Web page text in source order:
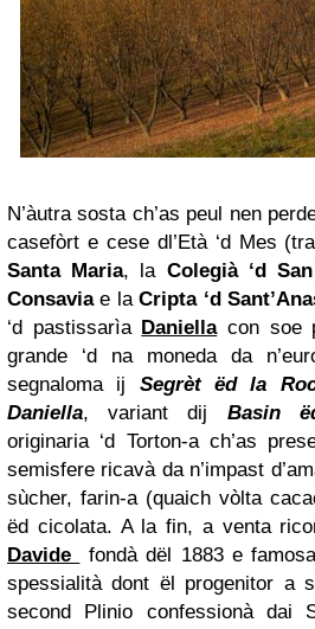
N’àutra sosta ch’as peul nen
casefòrt e cese dl’Età ‘d Mes
Santa Maria, la Colegià ‘d
Consaviae laCripta ‘d
‘d pastissarìa Daniellacon soe
grande ‘d na moneda da
segnaloma ij
Segrèt ëd la
Daniella, variant dij Basin
originaria ‘d Torton-a ch’as
semisfere ricavà da n’impast
sùcher, farin-a (quaich vòlta
ëd cicolata. A la fin, a venta
Davide
fondà dël 1883 e
spessialità dont ël progenitor a
second Plinio confessionà dai